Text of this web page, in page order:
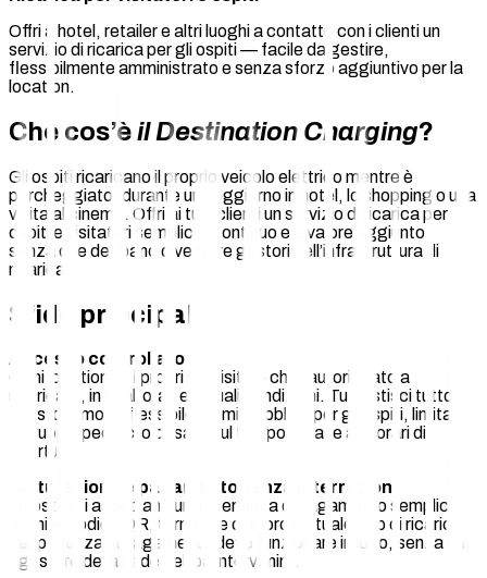
Offri a hotel, retailer e altri luoghi a contatto con i clienti un
servizio di ricarica per gli ospiti — facile da gestire,
flessibilmente amministrato e senza sforzo aggiuntivo per la
location.
Che cos’èil Destination Charging?
Gli ospiti ricaricano il proprio veicolo elettrico mentre è
parcheggiato, durante un soggiorno in hotel, lo shopping o una
visita al cinema. Offri ai tuoi clienti un servizio di ricarica per
ospiti e visitatori semplice, continuo e a valore aggiunto,
senza che debbano diventare gestori dell’infrastruttura di
ricarica.
Sfide principali
Accesso controllato
Ogni location ha i propri requisiti — chi è autorizzato a
ricaricare, in quali orari e a quali condizioni. Tu gestisci tutto
questo in modo flessibile: semi-pubblico per gli ospiti, limitato
a gruppi specifici o basato sul tempo in base agli orari di
apertura.
Fatturazione e pagamento senza interruzioni
Gli ospiti si aspettano un’esperienza di pagamento semplice—
tramite codice QR, terminale o la loro abituale app di ricarica.
L’esperienza di pagamento deve funzionare in loco, senza che
il gestore della sede debba intervenire.